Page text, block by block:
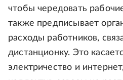
чтобы чередовать
также предписывает
расходы работников,
дистанционку. Это
электричество и